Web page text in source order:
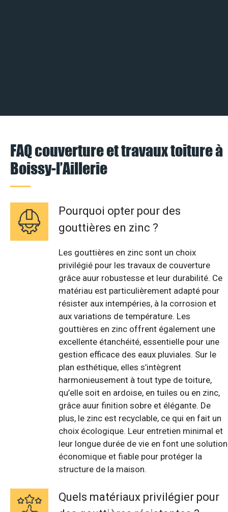
FAQ couverture et travaux toiture à
Boissy-l’Aillerie
Pourquoi opter pour des
gouttières en zinc ?
Les gouttières en zinc sont un choix
privilégié pour les travaux de couverture
grâce auur robustesse et leur durabilité. Ce
matériau est particulièrement adapté pour
résister aux intempéries, à la corrosion et
aux variations de température. Les
gouttières en zinc offrent également une
excellente étanchéité, essentielle pour une
gestion efficace des eaux pluviales. Sur le
plan esthétique, elles s’intègrent
harmonieusement à tout type de toiture,
qu’elle soit en ardoise, en tuiles ou en zinc,
grâce auur finition sobre et élégante. De
plus, le zinc est recyclable, ce qui en fait un
choix écologique. Leur entretien minimal et
leur longue durée de vie en font une solution
économique et fiable pour protéger la
structure de la maison.
Quels matériaux privilégier pour